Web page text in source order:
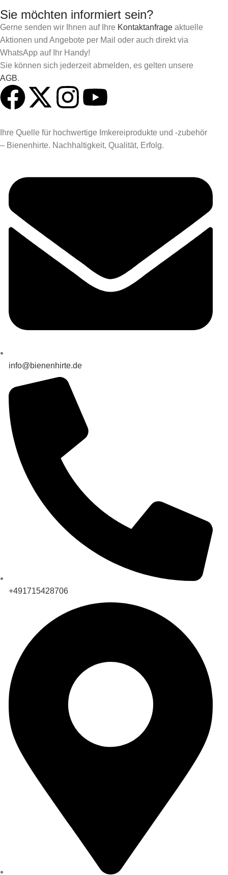
Sie möchten informiert sein?
Gerne senden wir Ihnen auf Ihre Kontaktanfrage aktuelle
Aktionen und Angebote per Mail oder auch direkt via
WhatsApp auf Ihr Handy!
Sie können sich jederzeit abmelden, es gelten unsere
AGB.
Ihre Quelle für hochwertige Imkereiprodukte und -zubehör
– Bienenhirte. Nachhaltigkeit, Qualität, Erfolg.
info@bienenhirte.de
+491715428706